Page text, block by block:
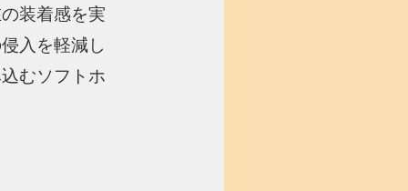
装着感を実
入を軽減し
むソフトホ